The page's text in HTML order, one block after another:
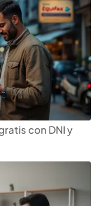
con DNI y